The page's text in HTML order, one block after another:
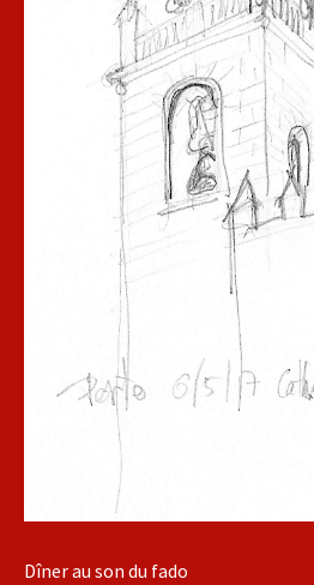
Dîner au son du fado